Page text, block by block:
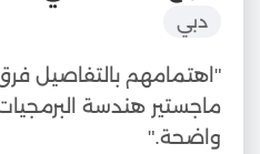
دبي
"اهتمامهم بالتفاصيل
ماجستير هندسة
واضحة."